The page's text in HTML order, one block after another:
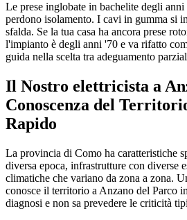
Le prese inglobate in bachelite degli
perdono isolamento. I cavi in gumma si
sfalda. Se la tua casa ha ancora prese
l'impianto è degli anni '70 e va rifatto
guida nella scelta tra adeguamento
Il Nostro elettricista a
Conoscenza del
Rapido
La provincia di Como ha caratteristiche
diversa epoca, infrastrutture con diverse
climatiche che variano da zona a zona.
conosce il territorio a Anzano del Parco
diagnosi e non sa prevedere le criticità